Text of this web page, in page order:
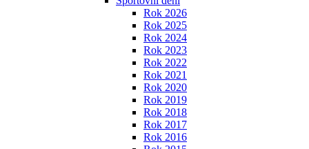
Rok 2026
Rok 2025
Rok 2024
Rok 2023
Rok 2022
Rok 2021
Rok 2020
Rok 2019
Rok 2018
Rok 2017
Rok 2016